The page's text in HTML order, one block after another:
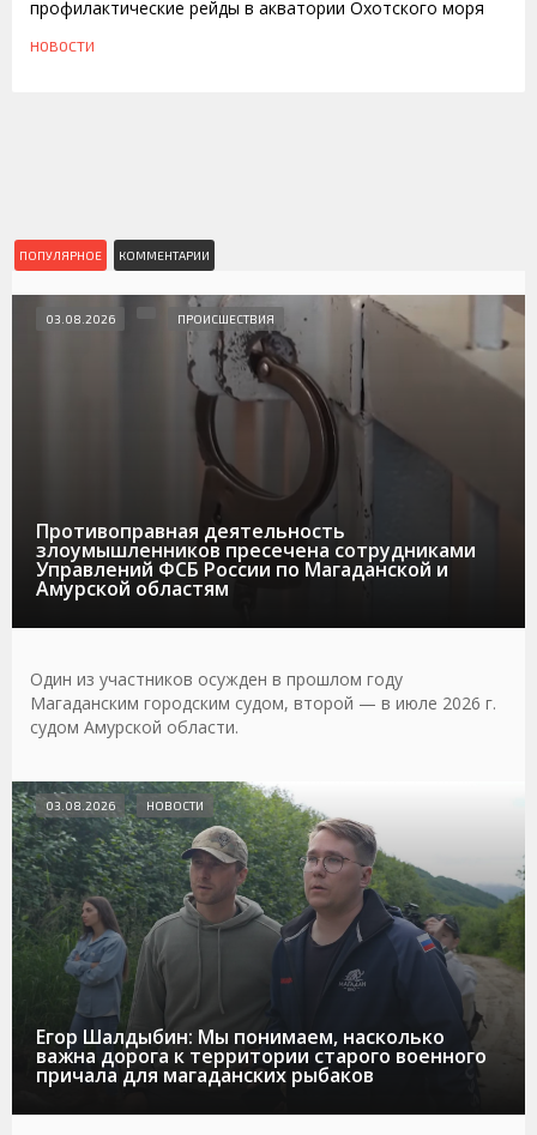
профилактические рейды в акватории Охотского моря
НОВОСТИ
ПОПУЛЯРНОЕ КОММЕНТАРИИ
Противоправная деятельность
злоумышленников пресечена сотрудниками
Управлений ФСБ России по Магаданской и
Амурской областям
03.08.2026 ПРОИСШЕСТВИЯ
Один из участников осужден в прошлом году
Магаданским городским судом, второй — в июле 2026 г.
судом Амурской области.
Егор Шалдыбин: Мы понимаем, насколько
важна дорога к территории старого военного
причала для магаданских рыбаков
03.08.2026 НОВОСТИ